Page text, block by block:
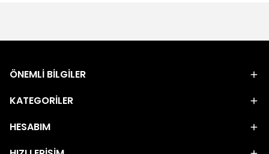
ÖNEMLİ BİLGİLER
KATEGORİLER
HESABIM